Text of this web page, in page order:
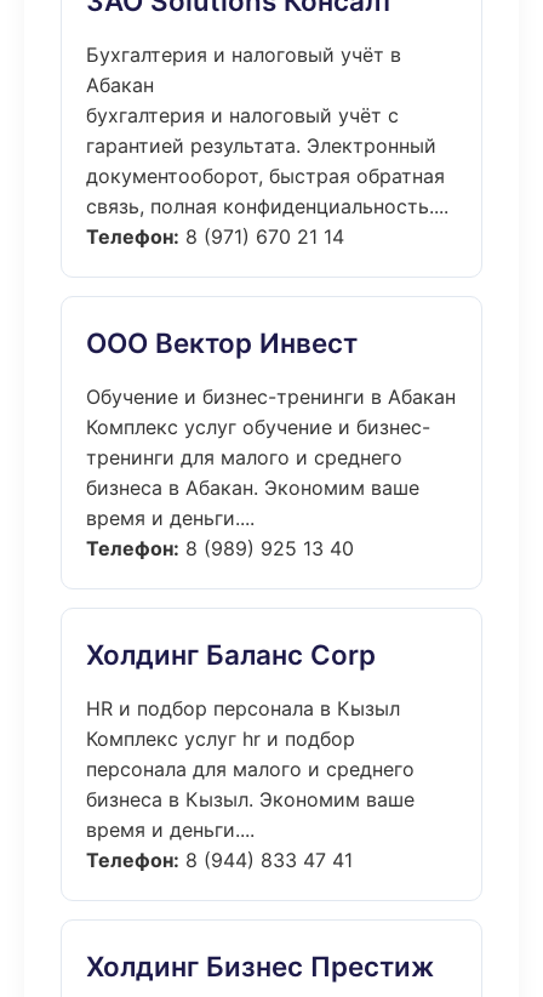
Бухгалтерия и налоговый учёт в
Абакан
бухгалтерия и налоговый учёт с
гарантией результата. Электронный
документооборот, быстрая обратная
связь, полная конфиденциальность....
Телефон: 8 (971) 670 21 14
ООО Вектор Инвест
Обучение и бизнес-тренинги в Абакан
Комплекс услуг обучение и бизнес-
тренинги для малого и среднего
бизнеса в Абакан. Экономим ваше
время и деньги....
Телефон: 8 (989) 925 13 40
Холдинг Баланс Corp
HR и подбор персонала в Кызыл
Комплекс услуг hr и подбор
персонала для малого и среднего
бизнеса в Кызыл. Экономим ваше
время и деньги....
Телефон: 8 (944) 833 47 41
Холдинг Бизнес Престиж